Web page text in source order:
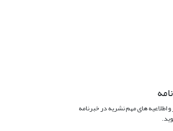
و اطلاعیه های مهم نشریه در خبرنامه